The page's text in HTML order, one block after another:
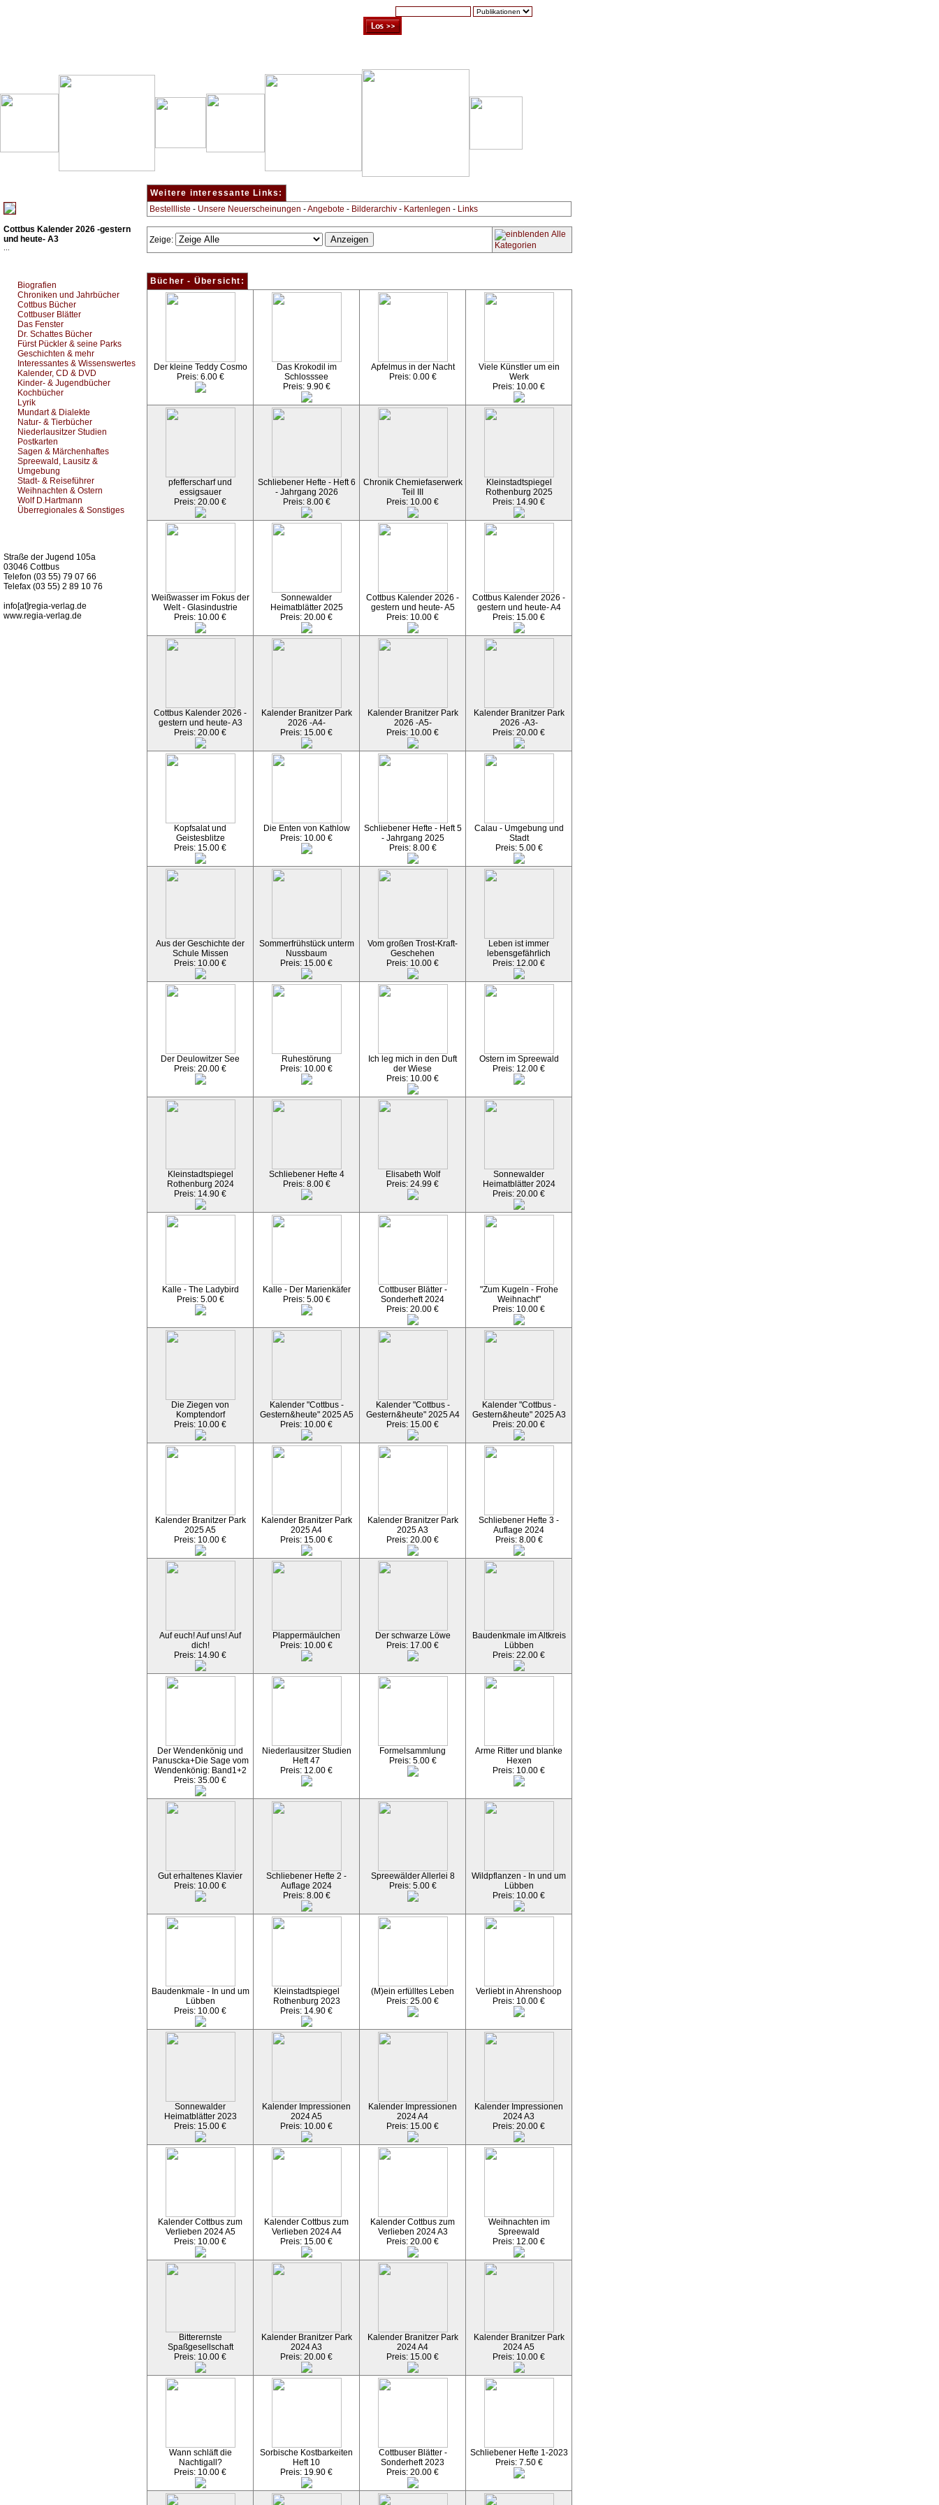
Cottbus Kalender 2026 -gestern
und heute- A3
Biografien
Chroniken und Jahrbücher
Cottbus Bücher
Cottbuser Blätter
Das Fenster
Dr. Schattes Bücher
Fürst Pückler & seine Parks
Geschichten & mehr
Interessantes & Wissenswertes
Kalender, CD & DVD
Kinder- & Jugendbücher
Kochbücher
Lyrik
Mundart & Dialekte
Natur- & Tierbücher
Niederlausitzer Studien
Postkarten
Sagen & Märchenhaftes
Spreewald, Lausitz &
Umgebung
Stadt- & Reiseführer
Weihnachten & Ostern
Wolf D.Hartmann
Überregionales & Sonstiges
Straße der Jugend 105a
03046 Cottbus
Telefon (03 55) 79 07 66
Telefax (03 55) 2 89 10 76
info[at]regia-verlag.de
www.regia-verlag.de
Weitere interessante Links:
Bestellliste - Unsere Neuerscheinungen -Angebote - Bilderarchiv - Kartenlegen - Links
Zeige:
Alle
Kategorien
Bücher - Übersicht:
Der kleine Teddy Cosmo
Preis: 6.00 €
Das Krokodil im
Schlosssee
Preis: 9.90 €
Apfelmus in der Nacht
Preis: 0.00 €
Viele Künstler um ein
Werk
Preis: 10.00 €
pfefferscharf und
essigsauer
Preis: 20.00 €
Schliebener Hefte - Heft 6
- Jahrgang 2026
Preis: 8.00 €
Chronik Chemiefaserwerk
Teil III
Preis: 10.00 €
Kleinstadtspiegel
Rothenburg 2025
Preis: 14.90 €
Weißwasser im Fokus der
Welt - Glasindustrie
Preis: 10.00 €
Sonnewalder
Heimatblätter 2025
Preis: 20.00 €
Cottbus Kalender 2026 -
gestern und heute- A5
Preis: 10.00 €
Cottbus Kalender 2026 -
gestern und heute- A4
Preis: 15.00 €
Cottbus Kalender 2026 -
gestern und heute- A3
Preis: 20.00 €
Kalender Branitzer Park
2026 -A4-
Preis: 15.00 €
Kalender Branitzer Park
2026 -A5-
Preis: 10.00 €
Kalender Branitzer Park
2026 -A3-
Preis: 20.00 €
Kopfsalat und
Geistesblitze
Preis: 15.00 €
Die Enten von Kathlow
Preis: 10.00 €
Schliebener Hefte - Heft 5
- Jahrgang 2025
Preis: 8.00 €
Calau - Umgebung und
Stadt
Preis: 5.00 €
Aus der Geschichte der
Schule Missen
Preis: 10.00 €
Sommerfrühstück unterm
Nussbaum
Preis: 15.00 €
Vom großen Trost-Kraft-
Geschehen
Preis: 10.00 €
Leben ist immer
lebensgefährlich
Preis: 12.00 €
Der Deulowitzer See
Preis: 20.00 €
Ruhestörung
Preis: 10.00 €
Ich leg mich in den Duft
der Wiese
Preis: 10.00 €
Ostern im Spreewald
Preis: 12.00 €
Kleinstadtspiegel
Rothenburg 2024
Preis: 14.90 €
Schliebener Hefte 4
Preis: 8.00 €
Elisabeth Wolf
Preis: 24.99 €
Sonnewalder
Heimatblätter 2024
Preis: 20.00 €
Kalle - The Ladybird
Preis: 5.00 €
Kalle - Der Marienkäfer
Preis: 5.00 €
Cottbuser Blätter -
Sonderheft 2024
Preis: 20.00 €
"Zum Kugeln - Frohe
Weihnacht"
Preis: 10.00 €
Die Ziegen von
Komptendorf
Preis: 10.00 €
Kalender "Cottbus -
Gestern&heute" 2025 A5
Preis: 10.00 €
Kalender "Cottbus -
Gestern&heute" 2025 A4
Preis: 15.00 €
Kalender "Cottbus -
Gestern&heute" 2025 A3
Preis: 20.00 €
Kalender Branitzer Park
2025 A5
Preis: 10.00 €
Kalender Branitzer Park
2025 A4
Preis: 15.00 €
Kalender Branitzer Park
2025 A3
Preis: 20.00 €
Schliebener Hefte 3 -
Auflage 2024
Preis: 8.00 €
Auf euch! Auf uns! Auf
dich!
Preis: 14.90 €
Plappermäulchen
Preis: 10.00 €
Der schwarze Löwe
Preis: 17.00 €
Baudenkmale im Altkreis
Lübben
Preis: 22.00 €
Der Wendenkönig und
Panuscka+Die Sage vom
Wendenkönig: Band1+2
Preis: 35.00 €
Niederlausitzer Studien
Heft 47
Preis: 12.00 €
Formelsammlung
Preis: 5.00 €
Arme Ritter und blanke
Hexen
Preis: 10.00 €
Gut erhaltenes Klavier
Preis: 10.00 €
Schliebener Hefte 2 -
Auflage 2024
Preis: 8.00 €
Spreewälder Allerlei 8
Preis: 5.00 €
Wildpflanzen - In und um
Lübben
Preis: 10.00 €
Baudenkmale - In und um
Lübben
Preis: 10.00 €
Kleinstadtspiegel
Rothenburg 2023
Preis: 14.90 €
(M)ein erfülltes Leben
Preis: 25.00 €
Verliebt in Ahrenshoop
Preis: 10.00 €
Sonnewalder
Heimatblätter 2023
Preis: 15.00 €
Kalender Impressionen
2024 A5
Preis: 10.00 €
Kalender Impressionen
2024 A4
Preis: 15.00 €
Kalender Impressionen
2024 A3
Preis: 20.00 €
Kalender Cottbus zum
Verlieben 2024 A5
Preis: 10.00 €
Kalender Cottbus zum
Verlieben 2024 A4
Preis: 15.00 €
Kalender Cottbus zum
Verlieben 2024 A3
Preis: 20.00 €
Weihnachten im
Spreewald
Preis: 12.00 €
Bitterernste
Spaßgesellschaft
Preis: 10.00 €
Kalender Branitzer Park
2024 A3
Preis: 20.00 €
Kalender Branitzer Park
2024 A4
Preis: 15.00 €
Kalender Branitzer Park
2024 A5
Preis: 10.00 €
Wann schläft die
Nachtigall?
Preis: 10.00 €
Sorbische Kostbarkeiten
Heft 10
Preis: 19.90 €
Cottbuser Blätter -
Sonderheft 2023
Preis: 20.00 €
Schliebener Hefte 1-2023
Preis: 7.50 €